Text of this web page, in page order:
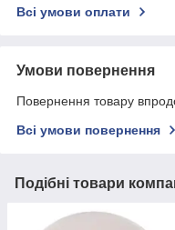
Всі умови оплати
Умови повернення
Повернення товару
Всі умови повернення
Подібні товари